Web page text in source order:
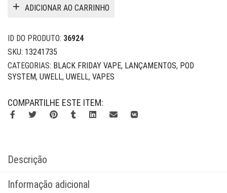
ADICIONAR AO CARRINHO
ID DO PRODUTO: 36924
SKU: 13241735
CATEGORIAS: BLACK FRIDAY VAPE, LANÇAMENTOS, POD
SYSTEM, UWELL, UWELL, VAPES
COMPARTILHE ESTE ITEM:
Descrição
Informação adicional